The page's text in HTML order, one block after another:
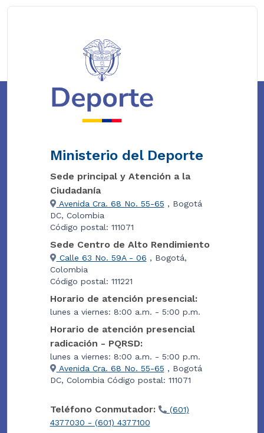
Ministerio del Deporte
Sede principal y Atención a la
Ciudadanía
Avenida Cra. 68 No. 55-65 , Bogotá
DC, Colombia
Código postal: 111071
Sede Centro de Alto Rendimiento
Calle 63 No. 59A - 06 , Bogotá,
Colombia
Código postal: 111221
Horario de atención presencial:
lunes a viernes: 8:00 a.m. - 5:00 p.m.
Horario de atención presencial
radicación - PQRSD:
lunes a viernes: 8:00 a.m. - 5:00 p.m.
Avenida Cra. 68 No. 55-65 , Bogotá
DC, Colombia Código postal: 111071
Teléfono Conmutador:
(601)
4377030 - (601) 4377100